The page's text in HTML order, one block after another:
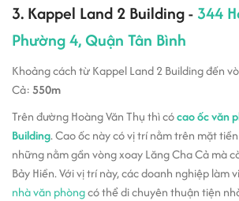
3. Kappel Land 2 Building - 344
Phường 4, Quận Tân Bình
Khoảng cách từ Kappel Land 2 Building đến
Cả:550m
Trên đường Hoàng Văn Thụ thì cócao ốc văn
Building. Cao ốc này có vị trí nằm trên mặt
những nằm gần vòng xoay Lăng Cha Cả mà
Bảy Hiền. Với vị trí này, các doanh nghiệp làm
nhà văn phòngcó thể di chuyên thuận tiện